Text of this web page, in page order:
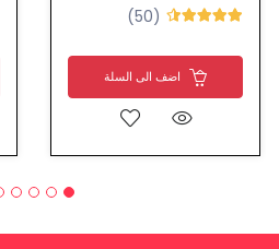
(50)
اضف الى السلة